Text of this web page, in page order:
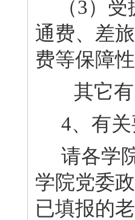
（3）受
通费、差
费等保障
其它
4、有
请各学
学院党委
已填报的